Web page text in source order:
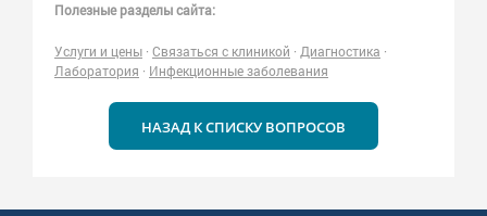
Полезные разделы сайта:
Услуги и цены · Связаться с клиникой · Диагностика ·
Лаборатория · Инфекционные заболевания
НАЗАД К СПИСКУ ВОПРОСОВ